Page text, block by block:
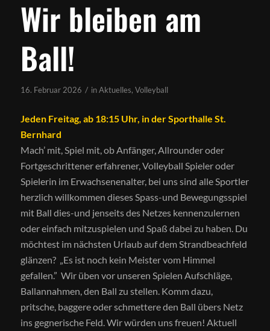
Wir bleiben am
Ball!
16. Februar 2026 / inAktuelles, Volleyball
Jeden Freitag, ab 18:15 Uhr, in der Sporthalle St.
Bernhard
Mach’ mit, Spiel mit, ob Anfänger, Allrounder oder
Fortgeschrittener erfahrener, Volleyball Spieler oder
Spielerin im Erwachsenenalter, bei uns sind alle Sportler
herzlich willkommen dieses Spass-und Bewegungsspiel
mit Ball dies-und jenseits des Netzes kennenzulernen
oder einfach mitzuspielen und Spaß dabei zu haben. Du
möchtest im nächsten Urlaub auf dem Strandbeachfeld
glänzen? „Es ist noch kein Meister vom Himmel
gefallen.” Wir üben vor unseren Spielen Aufschläge,
Ballannahmen, den Ball zu stellen. Komm dazu,
pritsche, baggere oder schmettere den Ball übers Netz
ins gegnerische Feld. Wir würden uns freuen! Aktuell